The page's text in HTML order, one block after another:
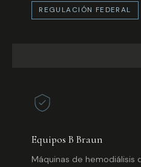
REGULACIÓN FEDERAL
Equipos B Braun
Máquinas de hemodiálisis